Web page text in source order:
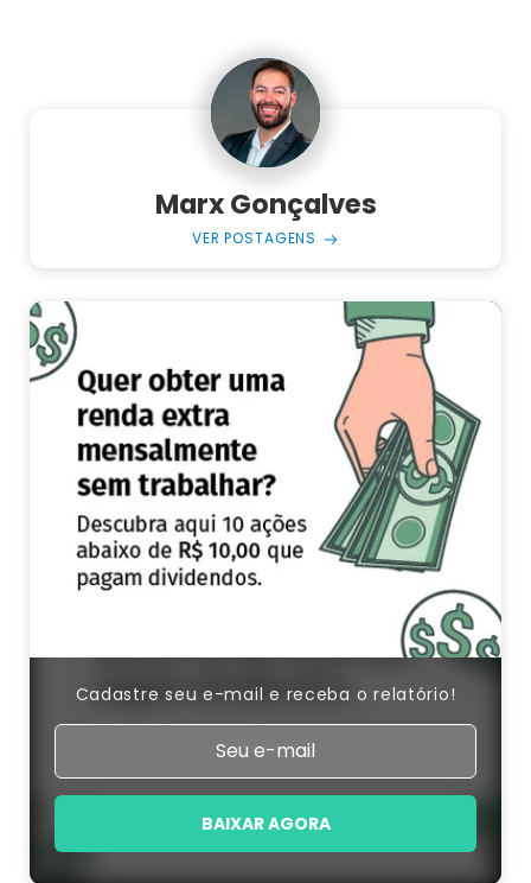
Marx Gonçalves
VER POSTAGENS
Cadastre seu e-mail e receba o relatório!
BAIXAR AGORA